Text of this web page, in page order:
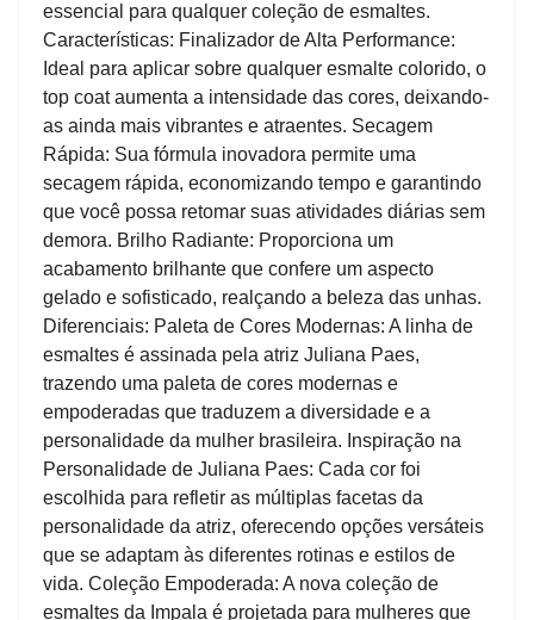
essencial para qualquer coleção de esmaltes.
Características: Finalizador de Alta Performance:
Ideal para aplicar sobre qualquer esmalte colorido, o
top coat aumenta a intensidade das cores, deixando-
as ainda mais vibrantes e atraentes. Secagem
Rápida: Sua fórmula inovadora permite uma
secagem rápida, economizando tempo e garantindo
que você possa retomar suas atividades diárias sem
demora. Brilho Radiante: Proporciona um
acabamento brilhante que confere um aspecto
gelado e sofisticado, realçando a beleza das unhas.
Diferenciais: Paleta de Cores Modernas: A linha de
esmaltes é assinada pela atriz Juliana Paes,
trazendo uma paleta de cores modernas e
empoderadas que traduzem a diversidade e a
personalidade da mulher brasileira. Inspiração na
Personalidade de Juliana Paes: Cada cor foi
escolhida para refletir as múltiplas facetas da
personalidade da atriz, oferecendo opções versáteis
que se adaptam às diferentes rotinas e estilos de
vida. Coleção Empoderada: A nova coleção de
esmaltes da Impala é projetada para mulheres que